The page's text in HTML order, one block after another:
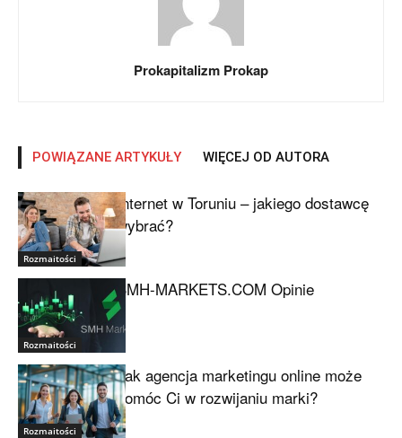
Prokapitalizm Prokap
POWIĄZANE ARTYKUŁY WIĘCEJ OD AUTORA
Rozmaitości
Internet w Toruniu – jakiego dostawcę
wybrać?
Rozmaitości
SMH-MARKETS.COM Opinie
Rozmaitości
Jak agencja marketingu online może
pomóc Ci w rozwijaniu marki?